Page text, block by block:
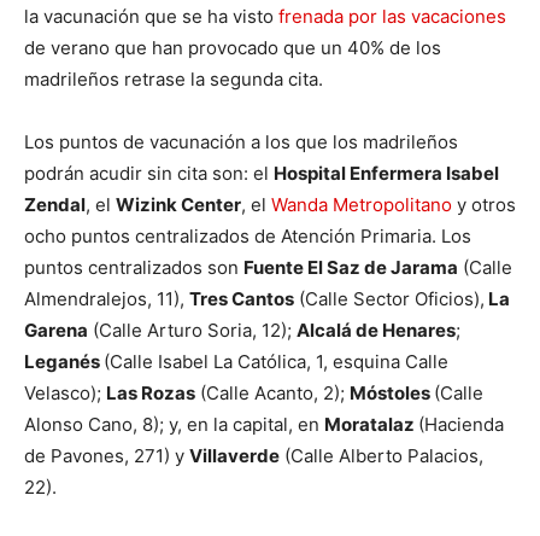
la vacunación que se ha visto frenada por las vacaciones
de verano que han provocado que un 40% de los
madrileños retrase la segunda cita.
Los puntos de vacunación a los que los madrileños
podrán acudir sin cita son: el Hospital Enfermera Isabel
Zendal, el Wizink Center, el Wanda Metropolitano y otros
ocho puntos centralizados de Atención Primaria. Los
puntos centralizados son Fuente El Saz de Jarama (Calle
Almendralejos, 11), Tres Cantos (Calle Sector Oficios), La
Garena (Calle Arturo Soria, 12); Alcalá de Henares;
Leganés (Calle Isabel La Católica, 1, esquina Calle
Velasco); Las Rozas (Calle Acanto, 2); Móstoles (Calle
Alonso Cano, 8); y, en la capital, en Moratalaz (Hacienda
de Pavones, 271) y Villaverde (Calle Alberto Palacios,
22).